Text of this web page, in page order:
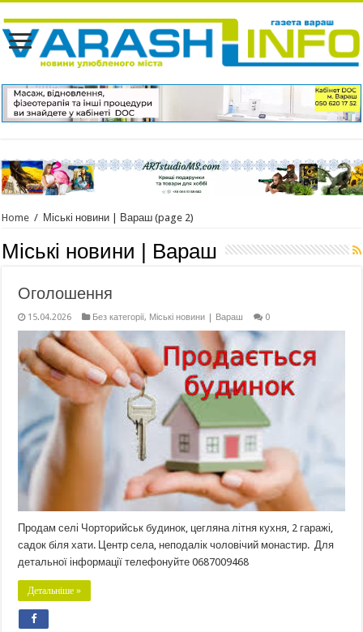
Home / Міські новини | Вараш (page 2)
Міські новини | Вараш
Оголошення
15.04.2026 Без категорії, Міські новини | Вараш 0
Продам селі Чорторийськ будинок, цегляна літня кухня, 2 гаражі,
садок біля хати. Центр села, неподалік чоловічий монастир. Для
детальної інформації телефонуйте 0687009468
Детальніше »